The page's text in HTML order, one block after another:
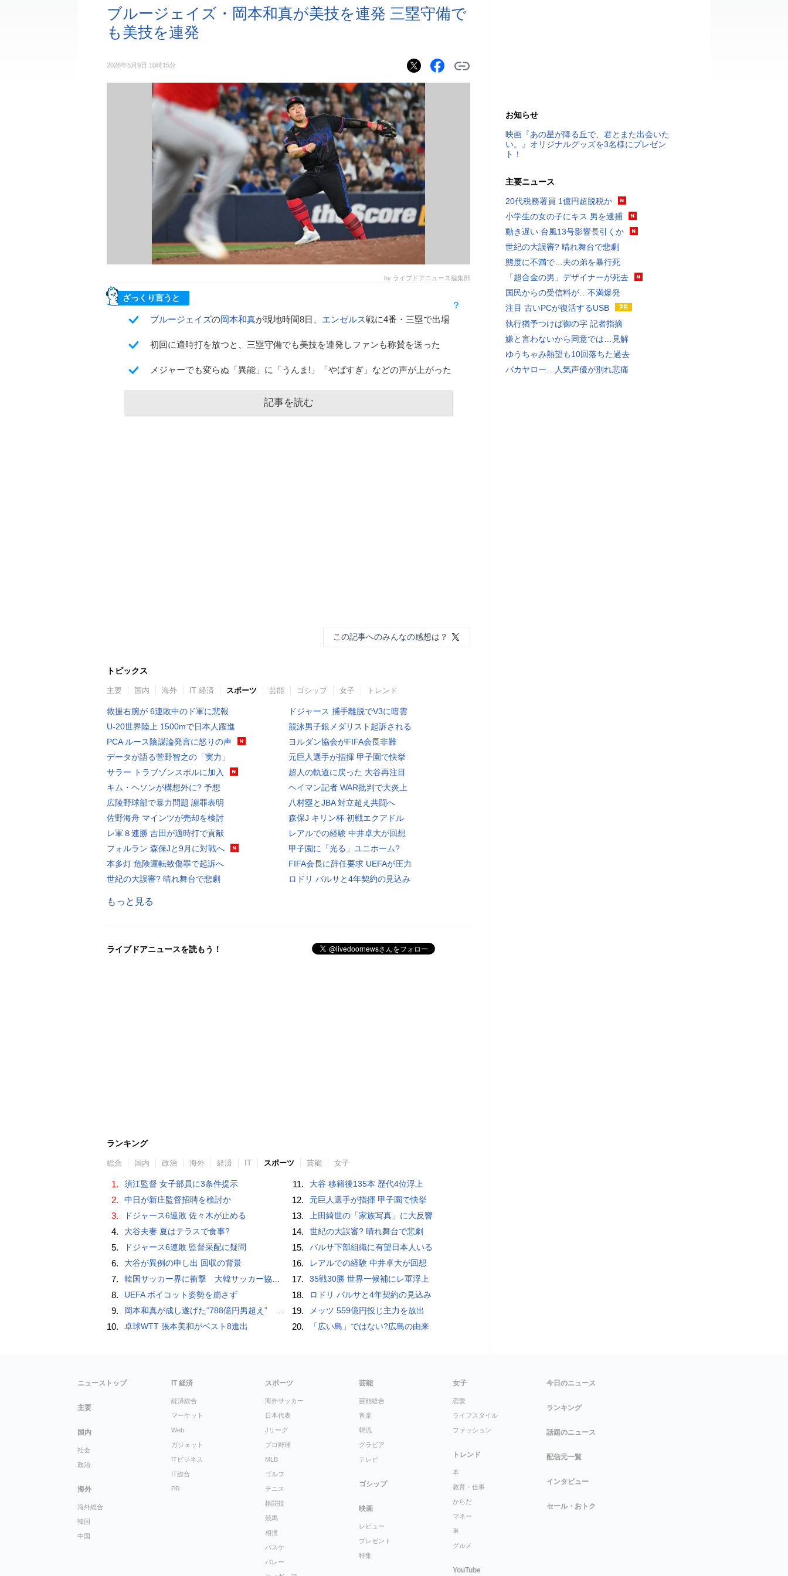
ブルージェイズ・岡本和真が美技を連発 三塁守備で
も美技を連発
2026年5月9日 10時15分
by ライブドアニュース編集部
ざっくり言うと
ブルージェイズの岡本和真が現地時間8日、 エンゼルス戦に4番・三塁で出場
初回に適時打を放つと、三塁守備でも美技を連発しファンも称賛を送った
メジャーでも変らぬ「異能」に「うんま!」「やばすぎ」などの声が上がった
記事を読む
この記事へのみんなの感想は？
トピックス
主要 国内 海外 IT 経済 スポーツ 芸能 ゴシップ 女子 トレンド
救援右腕が 6連敗中のド軍に悲報
U-20世界陸上 1500mで日本人躍進
PCA ルース陰謀論発言に怒りの声
データが語る菅野智之の「実力」
サラー トラブゾンスポルに加入
キム・ヘソンが構想外に? 予想
広陵野球部で暴力問題 謝罪表明
佐野海舟 マインツが売却を検討
レ軍８連勝 吉田が適時打で貢献
フォルラン 森保Jと9月に対戦へ
本多灯 危険運転致傷罪で起訴へ
世紀の大誤審? 晴れ舞台で悲劇
ドジャース 捕手離脱でV3に暗雲
競泳男子銀メダリスト起訴される
ヨルダン協会がFIFA会長非難
元巨人選手が指揮 甲子園で快挙
超人の軌道に戻った 大谷再注目
ヘイマン記者 WAR批判で大炎上
八村塁とJBA 対立超え共闘へ
森保J キリン杯 初戦エクアドル
レアルでの経験 中井卓大が回想
甲子園に「光る」ユニホーム?
FIFA会長に辞任要求 UEFAが圧力
ロドリ バルサと4年契約の見込み
もっと見る
ライブドアニュースを読もう！
ランキング
総合 国内 政治 海外 経済 IT スポーツ 芸能 女子
1. 須江監督 女子部員に3条件提示
2. 中日が新庄監督招聘を検討か
3. ドジャース6連敗 佐々木が止める
4. 大谷夫妻 夏はテラスで食事?
5. ドジャース6連敗 監督采配に疑問
6. 大谷が異例の申し出 回収の背景
7. 韓国サッカー界に衝撃 大韓サッカー協会に外国人審判への“性的接待”疑惑 韓国メディアが報道
8. UEFA ボイコット姿勢を崩さず
9. 岡本和真が成し遂げた“788億円男超え” いつのまにか「3位」…見据える球団記録更新
10. 卓球WTT 張本美和がベスト8進出
11. 大谷 移籍後135本 歴代4位浮上
12. 元巨人選手が指揮 甲子園で快挙
13. 上田綺世の「家族写真」に大反響
14. 世紀の大誤審? 晴れ舞台で悲劇
15. バルサ下部組織に有望日本人いる
16. レアルでの経験 中井卓大が回想
17. 35戦30勝 世界一候補にレ軍浮上
18. ロドリ バルサと4年契約の見込み
19. メッツ 559億円投じ主力を放出
20. 「広い島」ではない?広島の由来
お知らせ
映画『あの星が降る丘で、君とまた出会いた
い。』オリジナルグッズを3名様にプレゼン
ト！
主要ニュース
20代税務署員 1億円超脱税か
小学生の女の子にキス 男を逮捕
動き遅い 台風13号影響長引くか
世紀の大誤審? 晴れ舞台で悲劇
態度に不満で…夫の弟を暴行死
「超合金の男」デザイナーが死去
国民からの受信料が…不満爆発
注目 古いPCが復活するUSB
執行猶予つけば御の字 記者指摘
嫌と言わないから同意では…見解
ゆうちゃみ熱望も10回落ちた過去
バカヤロー…人気声優が別れ悲痛
ニューストップ
主要
国内
社会
政治
海外
海外総合
韓国
中国
IT 経済
経済総合
マーケット
Web
ガジェット
ITビジネス
IT総合
PR
スポーツ
海外サッカー
日本代表
Jリーグ
プロ野球
MLB
ゴルフ
テニス
格闘技
競馬
相撲
バスケ
バレー
芸能
芸能総合
音楽
韓流
グラビア
テレビ
ゴシップ
映画
レビュー
プレゼント
特集
女子
恋愛
ライフスタイル
ファッション
トレンド
本
教育・仕事
からだ
マネー
車
グルメ
YouTube
今日のニュース
ランキング
話題のニュース
配信元一覧
インタビュー
セール・おトク